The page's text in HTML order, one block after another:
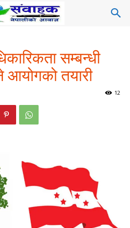
सम्बन्धी
आयोगको तयारी
12